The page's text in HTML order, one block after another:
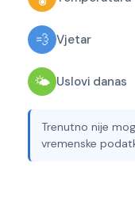
💨 Vjetar
🌤 Uslovi danas
Trenutno nije
vremenske